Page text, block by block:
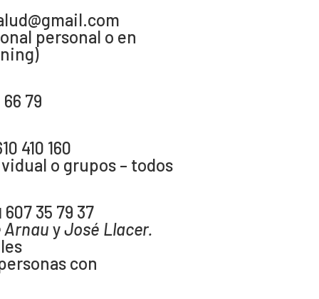
personal o en
79
410 160
o grupos – todos
607 35 79 37
Arnau yJosé Llacer.
con